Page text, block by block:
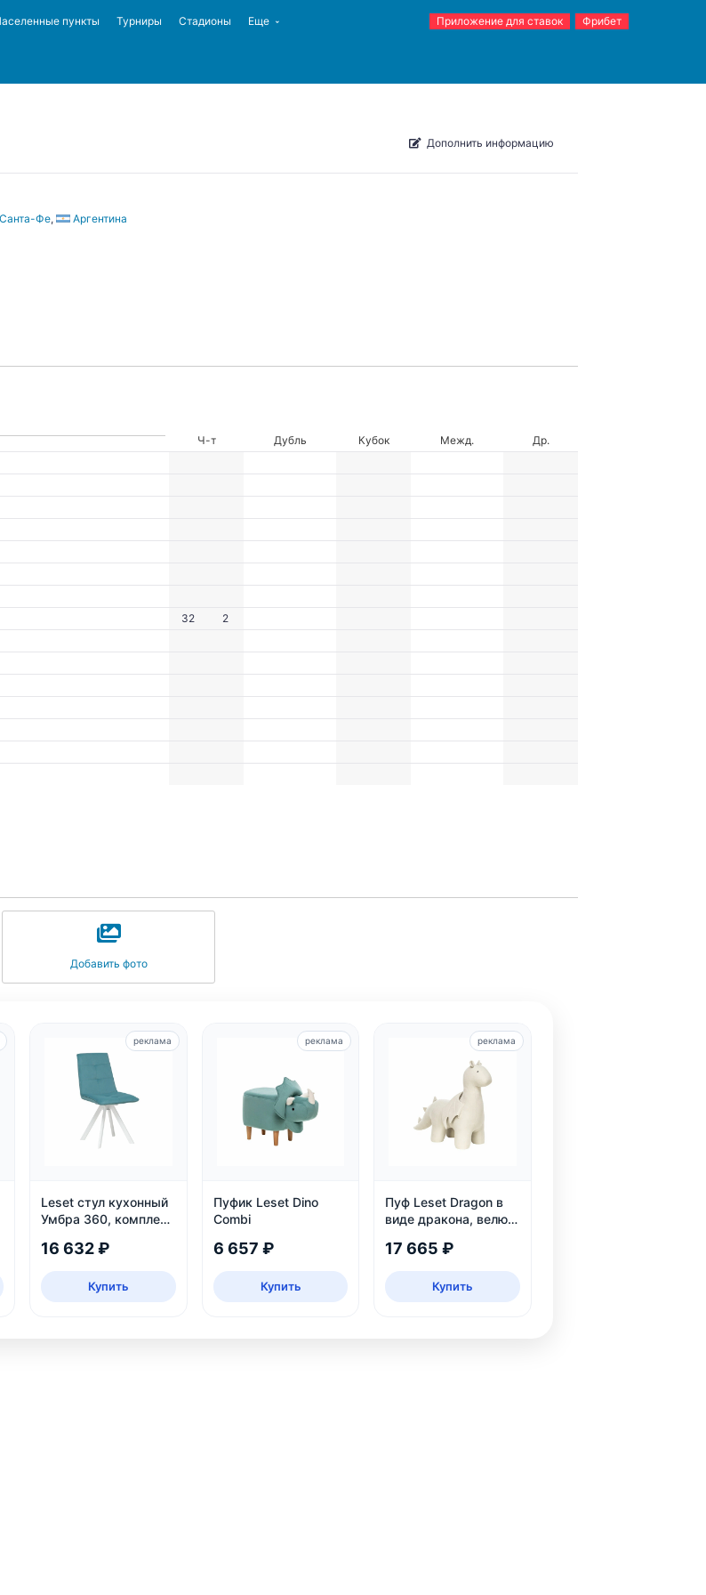
пункты Турниры Стадионы Еще Приложение для ставок Фрибет
Дополнить информацию
Фе,
Аргентина
Ч-т Дубль Кубок Межд.
Др.
32
2
Добавить фото
Leset стул кухонный
Умбра 360, комплект
16 632 ₽
Купить
реклама
Пуфик Leset Dino
Combi
6 657 ₽
Купить
реклама
Пуф Leset Dragon в
виде дракона, велюр
и детской
17 665 ₽
Купить
реклама